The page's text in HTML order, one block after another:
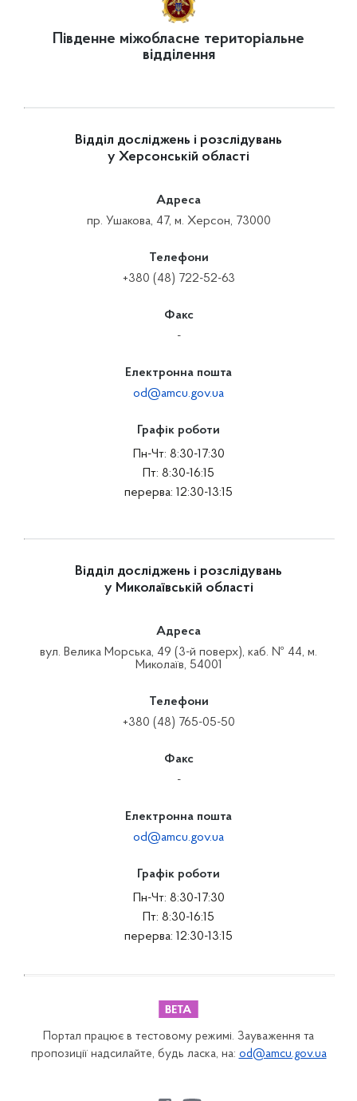
Південне міжобласне територіальне
відділення
Відділ досліджень і розслідувань
у Херсонській області
Адреса
пр. Ушакова, 47, м. Херсон, 73000
Телефони
+380 (48) 722-52-63
Факс
-
Електронна пошта
od@amcu.gov.ua
Графік роботи
Пн-Чт: 8:30-17:30
Пт: 8:30-16:15
перерва: 12:30-13:15
Відділ досліджень і розслідувань
у Миколаївській області
Адреса
вул. Велика Морська, 49 (3-й поверх), каб. № 44, м.
Миколаїв, 54001
Телефони
+380 (48) 765-05-50
Факс
-
Електронна пошта
od@amcu.gov.ua
Графік роботи
Пн-Чт: 8:30-17:30
Пт: 8:30-16:15
перерва: 12:30-13:15
Портал працює в тестовому режимі. Зауваження та
пропозиції надсилайте, будь ласка, на: od@amcu.gov.ua